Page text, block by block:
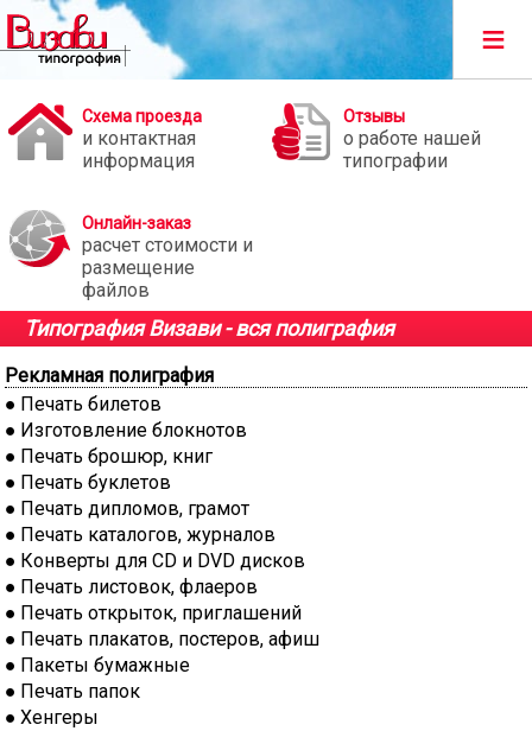
≡
Схема проезда
и контактная
информация
Отзывы
о работе нашей
типографии
Онлайн-заказ
расчет стоимости и
размещение
файлов
Типография Визави - вся полиграфия
Рекламная полиграфия
Печать билетов
Изготовление блокнотов
Печать брошюр, книг
Печать буклетов
Печать дипломов, грамот
Печать каталогов, журналов
Конверты для CD и DVD дисков
Печать листовок, флаеров
Печать открыток, приглашений
Печать плакатов, постеров, афиш
Пакеты бумажные
Печать папок
Хенгеры